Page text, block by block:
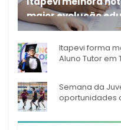
maior evolução
A rede municipal de
Itapevi forma
Aluno Tutor
Semana da
oportunidades